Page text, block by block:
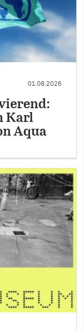
01.08.2026
Karl
Aqua